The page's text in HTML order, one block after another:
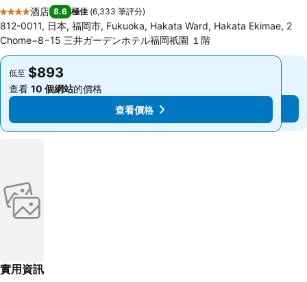
4 星級
酒店 8.6 極佳 (6,333 筆評分)
812-0011, 日本, 福岡市, Fukuoka, Hakata Ward, Hakata Ekimae, 2
Chome−8−15 三井ガーデンホテル福岡祇園 １階
低至 $893
查看 10 個網站的價格
查看價格
低至 $893
查看 10 個網站的價格
查看價格
實用資訊